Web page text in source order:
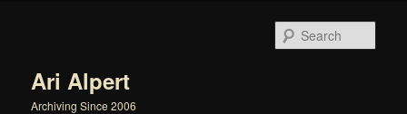
Ari Alpert
Archiving Since 2006